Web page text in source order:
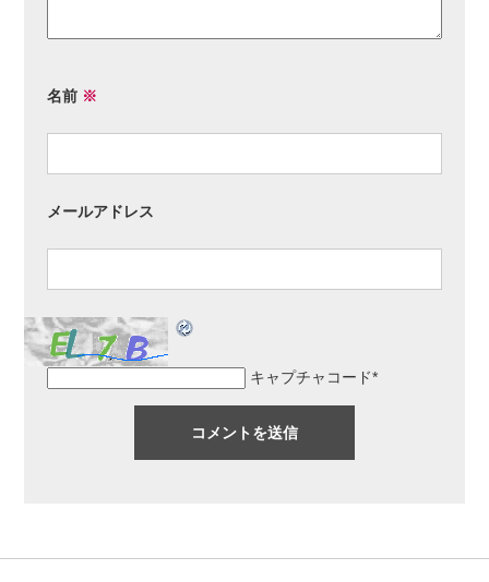
名前 ※
メールアドレス
キャプチャコード*